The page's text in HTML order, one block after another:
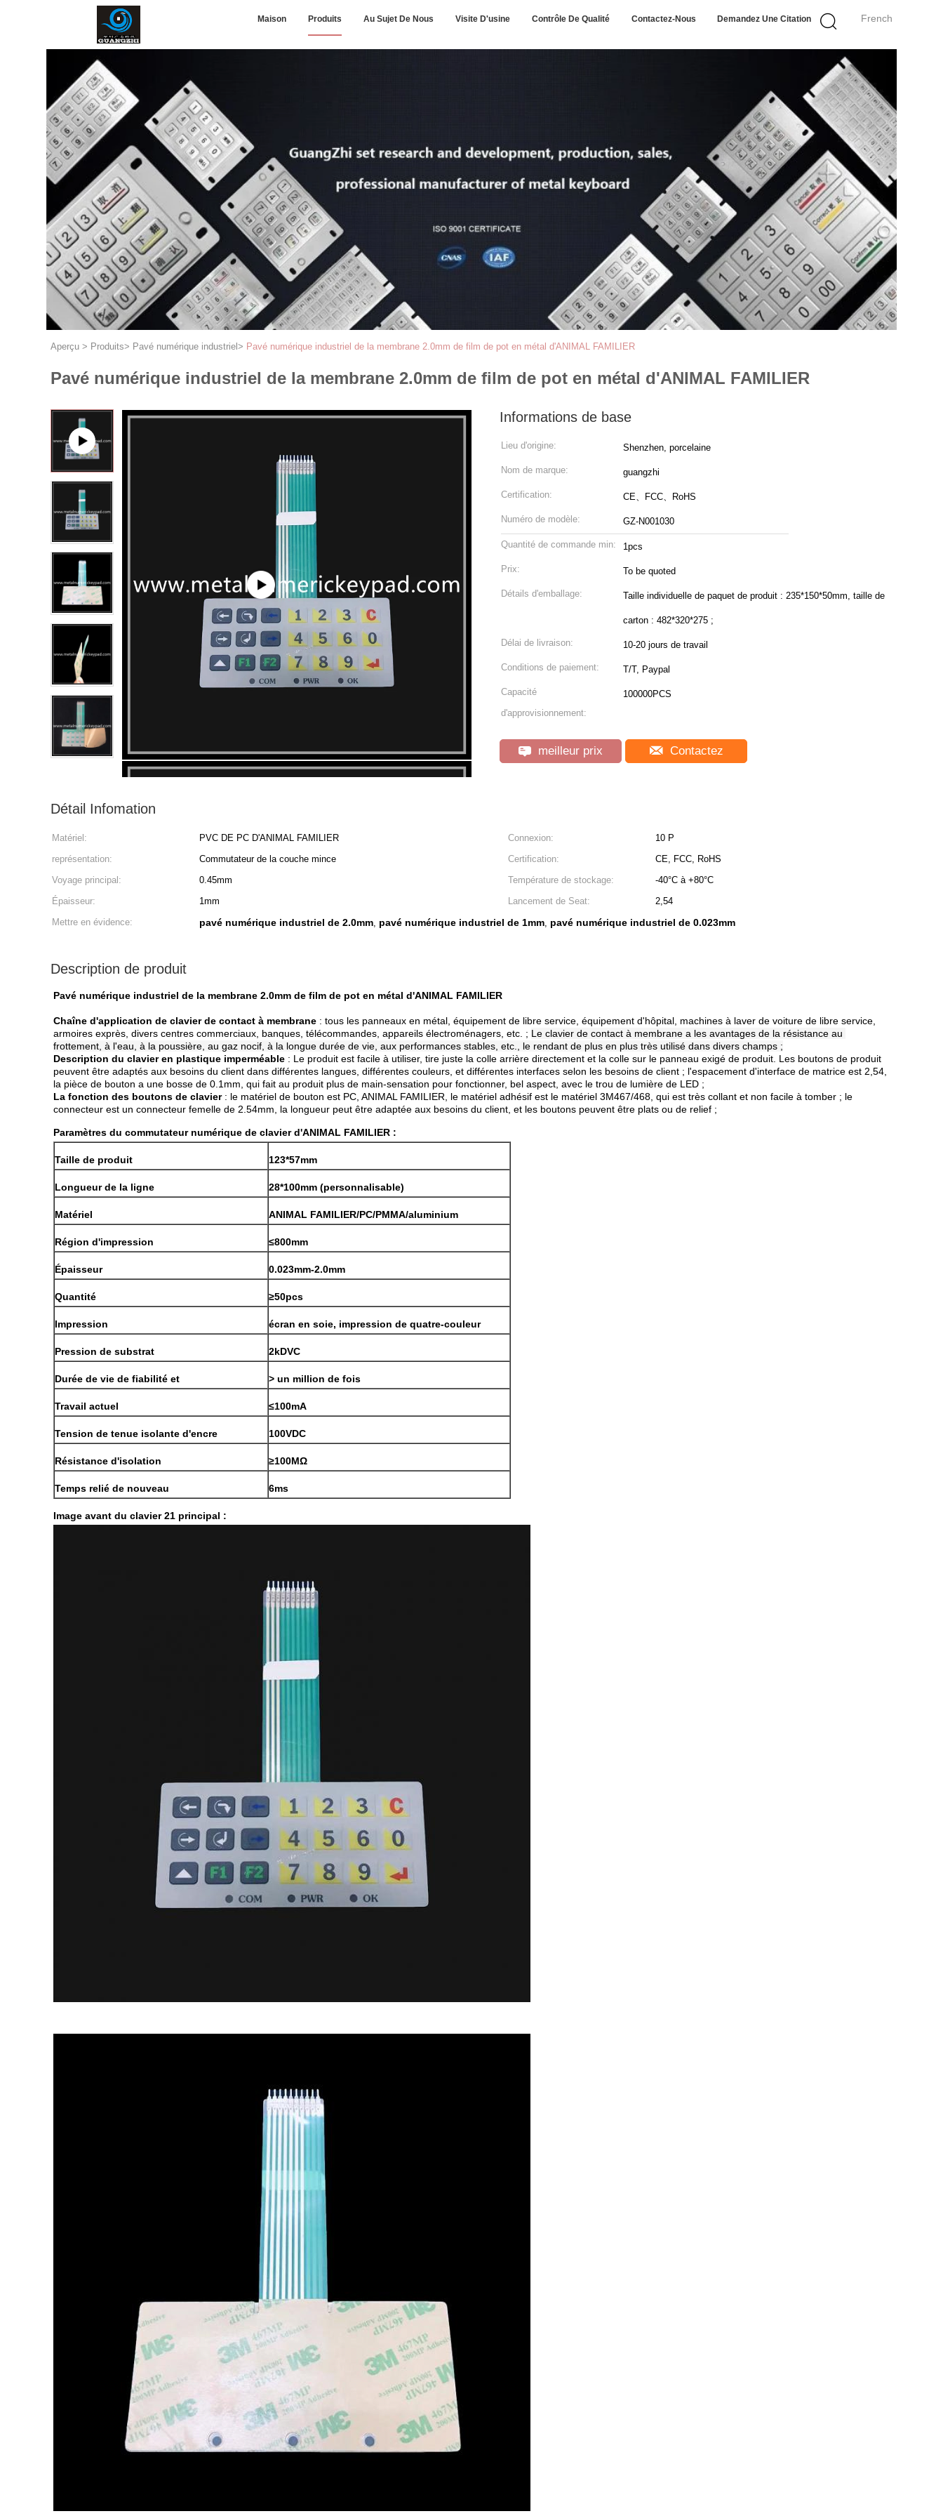
French
Maison Produits Au Sujet De Nous Visite D'usine Contrôle De Qualité Contactez-Nous Demandez Une Citation
Aperçu > Produits> Pavé numérique industriel > Pavé numérique industriel de la membrane 2.0mm de film de pot en métal d'ANIMAL FAMILIER
Pavé numérique industriel de la membrane 2.0mm de film de pot en métal d'ANIMAL FAMILIER
Informations de base
Lieu d'origine: Shenzhen, porcelaine
Nom de marque: guangzhi
Certification: CE、FCC、RoHS
Numéro de modèle: GZ-N001030
Quantité de commande min: 1pcs
Prix: To be quoted
Détails d'emballage: Taille individuelle de paquet de produit : 235*150*50mm, taille de
carton : 482*320*275 ;
Délai de livraison: 10-20 jours de travail
Conditions de paiement: T/T, Paypal
Capacité
d'approvisionnement:
100000PCS
meilleur prix Contactez
Détail Infomation
Matériel: PVC DE PC D'ANIMAL FAMILIER Connexion:
10 P
représentation:
Commutateur de la couche mince Certification:
CE, FCC, RoHS
Voyage principal:
0.45mm Température de stockage:
-40°C à +80°C
Épaisseur:
1mm Lancement de Seat:
2,54
Mettre en évidence:
pavé numérique industriel de 2.0mm, pavé numérique industriel de 1mm, pavé numérique industriel de 0.023mm
Description de produit
Pavé numérique industriel de la membrane 2.0mm de film de pot en métal d'ANIMAL FAMILIER
Chaîne d'application de clavier de contact à membrane : tous les panneaux en métal, équipement de libre service, équipement d'hôpital, machines à laver de voiture de libre service,
armoires exprès, divers centres commerciaux, banques, télécommandes, appareils électroménagers, etc. ; Le clavier de contact à membrane a les avantages de la résistance au
frottement, à l'eau, à la poussière, au gaz nocif, à la longue durée de vie, aux performances stables, etc., le rendant de plus en plus très utilisé dans divers champs ;
Description du clavier en plastique imperméable : Le produit est facile à utiliser, tire juste la colle arrière directement et la colle sur le panneau exigé de produit. Les boutons de produit
peuvent être adaptés aux besoins du client dans différentes langues, différentes couleurs, et différentes interfaces selon les besoins de client ; l'espacement d'interface de matrice est 2,54,
la pièce de bouton a une bosse de 0.1mm, qui fait au produit plus de main-sensation pour fonctionner, bel aspect, avec le trou de lumière de LED ;
La fonction des boutons de clavier: le matériel de bouton est PC, ANIMAL FAMILIER, le matériel adhésif est le matériel 3M467/468, qui est très collant et non facile à tomber ; le
connecteur est un connecteur femelle de 2.54mm, la longueur peut être adaptée aux besoins du client, et les boutons peuvent être plats ou de relief ;
Paramètres du commutateur numérique de clavier d'ANIMAL FAMILIER :
Taille de produit 123*57mm
Longueur de la ligne 28*100mm (personnalisable)
Matériel ANIMAL FAMILIER/PC/PMMA/aluminium
Région d'impression ≤800mm
Épaisseur 0.023mm-2.0mm
Quantité ≥50pcs
Impression écran en soie, impression de quatre-couleur
Pression de substrat 2kDVC
Durée de vie de fiabilité et > un million de fois
Travail actuel ≤100mA
Tension de tenue isolante d'encre 100VDC
Résistance d'isolation ≥100MΩ
Temps relié de nouveau 6ms
Image avant du clavier 21 principal :